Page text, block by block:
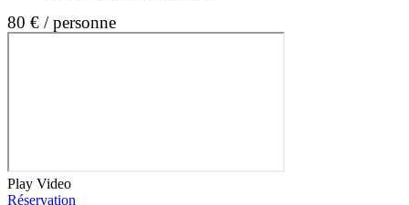
80 € / personne
Play Video
Réservation